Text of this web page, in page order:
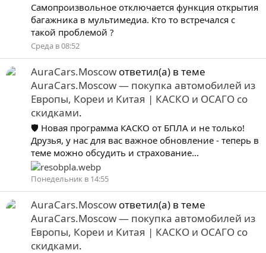
Самопроизвольное отключается функция открытия
багажника в мультимедиа. Кто то встречался с
такой проблемой ?
Среда в 08:52
AuraCars.Moscow ответил(а) в теме
AuraCars.Moscow — покупка автомобилей из
Европы, Кореи и Китая | КАСКО и ОСАГО со
скидками.
🛡️ Новая программа КАСКО от БПЛА и не только!
Друзья, у нас для вас важное обновление - теперь в
теме можно обсудить и страхование...
Понедельник в 14:55
AuraCars.Moscow ответил(а) в теме
AuraCars.Moscow — покупка автомобилей из
Европы, Кореи и Китая | КАСКО и ОСАГО со
скидками.